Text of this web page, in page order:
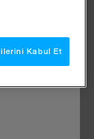
Kabul Et